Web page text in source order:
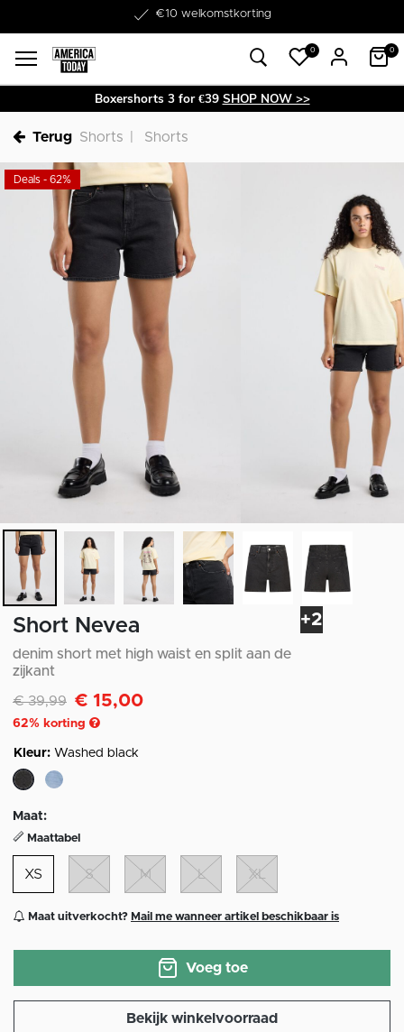
€10 welkomstkorting
Word lid van onze Member Club!
0 0
Boxershorts 3 for €39 SHOP NOW >>
Terug Shorts Shorts
+2
Deals - 62%
Short Nevea
denim short met high waist en split aan de
zijkant
Afgeprijsd van
€ 39,99naar€ 15,00
62% korting
Kleur: Washed black
Maat:
Maattabel
XS S M L XL
Maat uitverkocht? Mail me wanneer artikel beschikbaar is
Voeg toe
Bekijk winkelvoorraad